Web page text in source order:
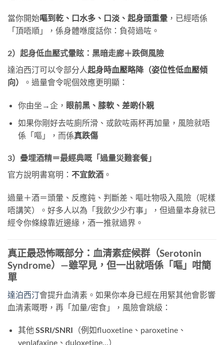
當你開始嘔到乾、口水多、口淡、起身頭重暈 ，已經唔係
「頂唔順」，係身體喺度話你：負荷過咗。
2）起身低血壓式暈眩：黑暗走廊＋跌倒風險
達泊西汀可以令部分人起身時血壓略降（姿位性低血壓傾
向）
。過量會令呢個效應更明顯：
你由坐→企， 眼前黑、膝軟、差啲仆親
如果你剛好去咗廁所滑、或飲咗兩杯再加量，風險就唔
係「嘔」，而係真跌傷
3）疊埋酒精＝最經典嘅「過量災難套餐」
官方說明書寫明： 不宜飲酒 。
過量＋酒＝頭暈、反應鈍、判斷差、嘔吐物吸入風險（呢樣
唔講笑）。好多人以為「我飲少少冇事」，但過量本身就已
經令你條線靠近邊緣，酒一推就過界。
真正最恐怖嘅部分：血清素症候群（Serotonin
Syndrome）—雖罕見，但一出就唔係「嘔」咁簡
單
達泊西汀會提升血清素。如果你本身已經在用緊其他會影響
血清素嘅嘢，再「加量/密食」，風險會跳級：
其他 SSRI/SNRI （例如fluoxetine、paroxetine、
venlafaxine、duloxetine…）